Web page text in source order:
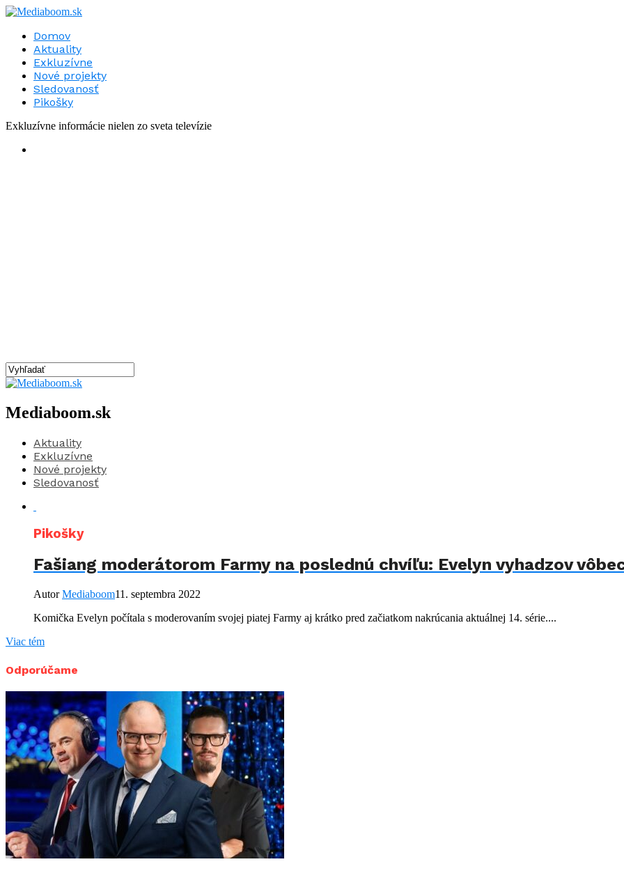
Domov
Aktuality
Exkluzívne
Nové projekty
Sledovanosť
Pikošky
Exkluzívne informácie nielen zo sveta televízie
Mediaboom.sk
Aktuality
Exkluzívne
Nové projekty
Sledovanosť
Pikošky
Fašiang moderátorom Farmy na poslednú chvíľu: Evelyn vyhadzov
AutorMediaboom11. septembra 2022
Komička Evelyn počítala s moderovaním svojej piatej Farmy aj krátko pred začiatkom nakrúcania aktuálnej 14. série....
Viac tém
Odporúčame